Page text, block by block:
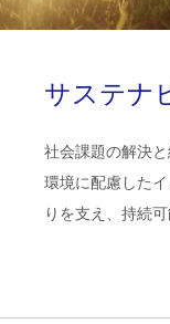
サステナ
社会課題の解決
環境に配慮した
りを支え、持続